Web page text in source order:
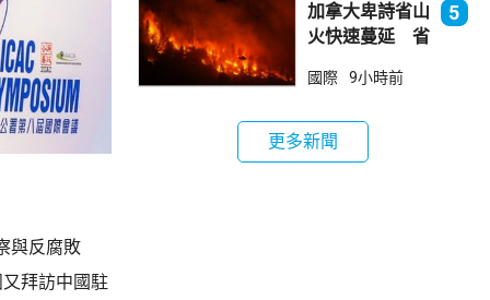
與反腐敗
拜訪中國駐
加拿大卑詩省山
火快速蔓延 省
狀態
5
國際 9小時前
更多新聞